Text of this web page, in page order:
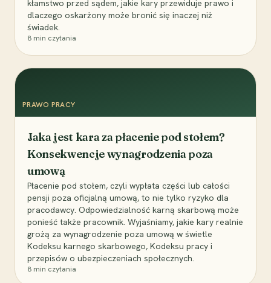
kłamstwo przed sądem, jakie kary przewiduje prawo i
dlaczego oskarżony może bronić się inaczej niż
świadek.
8 min czytania
PRAWO PRACY
Jaka jest kara za płacenie pod stołem?
Konsekwencje wynagrodzenia poza
umową
Płacenie pod stołem, czyli wypłata części lub całości
pensji poza oficjalną umową, to nie tylko ryzyko dla
pracodawcy. Odpowiedzialność karną skarbową może
ponieść także pracownik. Wyjaśniamy, jakie kary realnie
grożą za wynagrodzenie poza umową w świetle
Kodeksu karnego skarbowego, Kodeksu pracy i
przepisów o ubezpieczeniach społecznych.
8 min czytania